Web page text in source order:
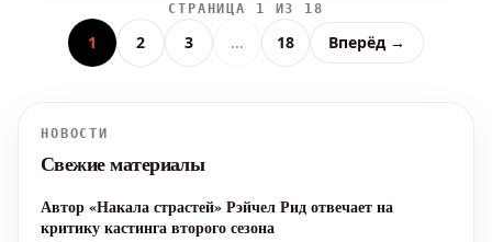
СТРАНИЦА 1 ИЗ 18
1 2 3 ... 18 Вперёд →
НОВОСТИ
Свежие материалы
Автор «Накала страстей» Рэйчел Рид отвечает на
критику кастинга второго сезона